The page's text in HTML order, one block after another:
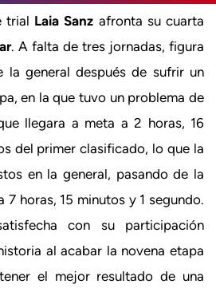
trial Laia Sanz afronta su cuarta
. A falta de tres jornadas, figura
la general después de sufrir un
en la que tuvo un problema de
llegara a meta a 2 horas, 16
del primer clasificado, lo que la
en la general, pasando de la
7 horas, 15 minutos y 1 segundo.
con su participación
al acabar la novena etapa
el mejor resultado de una